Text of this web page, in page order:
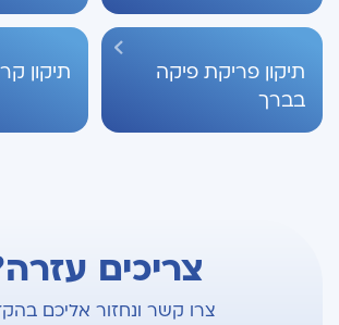
תיקון פריקת פיקה
בברך
תיקון
צריכים
צרו קשר ונחזור אליכם